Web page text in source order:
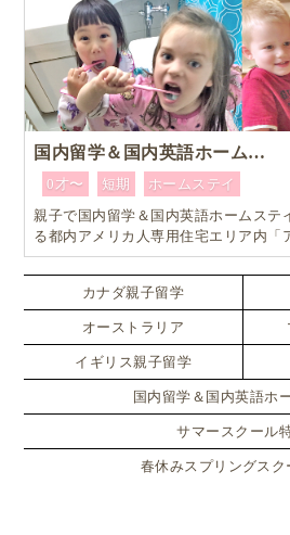
国内留学＆国内英語ホームステイ
0才〜 短期
ホームステイ
親子で国内留学＆国内英語ホームステ
る都内アメリカ人専用住宅エリア内「
「ホームステイ体験」プログラム！
カナダ親子留学
オーストラリア
イギリス親子留学
国内留学＆国内英語ホ
サマースクール
春休みスプリングスク